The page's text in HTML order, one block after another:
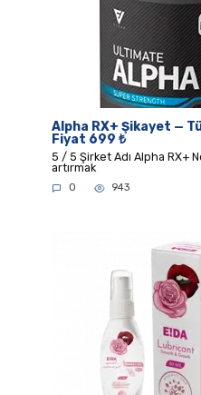
Alpha RX+ Şikayet —
Fiyat 699 ₺
5 / 5 Şirket Adı Alpha RX+
artırmak
0 943